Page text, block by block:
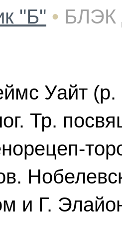
"Б" • БЛЭК
Уайт (р.
Тр.
и Г.